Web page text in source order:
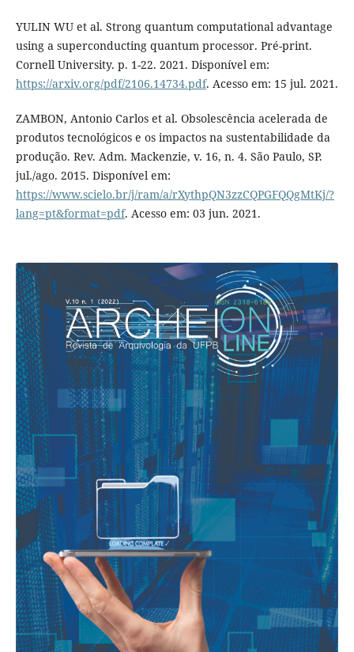
YULIN WU et al. Strong quantum computational advantage
using a superconducting quantum processor. Pré-print.
Cornell University. p. 1-22. 2021. Disponível em:
https://arxiv.org/pdf/2106.14734.pdf. Acesso em: 15 jul. 2021.
ZAMBON, Antonio Carlos et al. Obsolescência acelerada de
produtos tecnológicos e os impactos na sustentabilidade da
produção. Rev. Adm. Mackenzie, v. 16, n. 4. São Paulo, SP.
jul./ago. 2015. Disponível em:
https://www.scielo.br/j/ram/a/rXythpQN3zzCQPGFQQgMtKj/?
lang=pt&format=pdf. Acesso em: 03 jun. 2021.